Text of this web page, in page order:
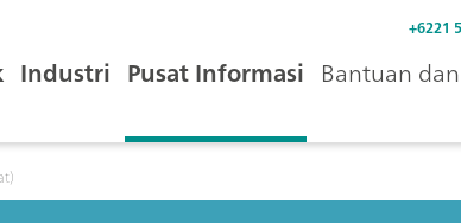
+6221
Industri Pusat Informasi Bantuan